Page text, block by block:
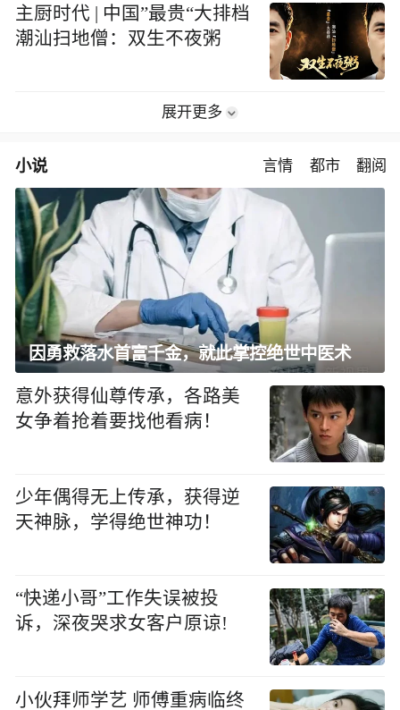
主厨时代 | 中国”最贵“大排档
潮汕扫地僧：双生不夜粥
展开更多
小说 言情 都市 翻阅
因勇救落水首富千金，就此掌控绝世中医术
意外获得仙尊传承，各路美
女争着抢着要找他看病！
少年偶得无上传承，获得逆
天神脉，学得绝世神功！
“快递小哥”工作失误被投
诉，深夜哭求女客户原谅!
小伙拜师学艺 师傅重病临终